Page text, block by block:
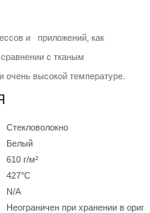
и приложений, как
с тканым
очень высокой температуре.
Стекловолокно
Белый
610 г/м²
427°C
N/A
Неограничен при хранении в